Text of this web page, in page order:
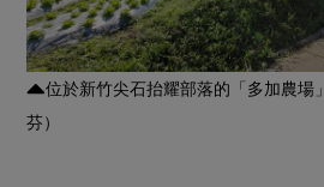
優惠專區
素食專區
高麗菜海鮮煎餅
地區活動
社務會議
位於新竹尖石抬耀部落的「多加農場
芬）